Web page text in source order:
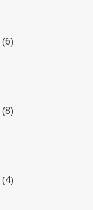
6товаров
8товаров
4товара